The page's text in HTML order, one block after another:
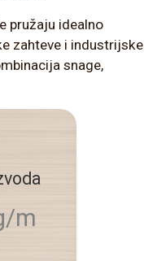
pružaju idealno
zahteve i industrijske
snage,
m